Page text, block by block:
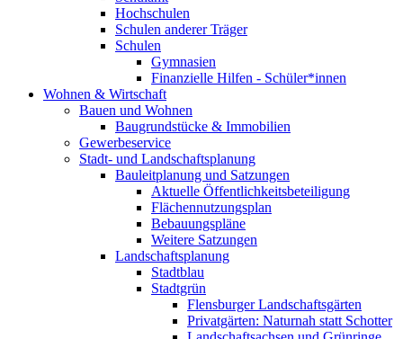
Hochschulen
Schulen anderer Träger
Schulen
Gymnasien
Finanzielle Hilfen - Schüler*innen
Wohnen & Wirtschaft
Bauen und Wohnen
Baugrundstücke & Immobilien
Gewerbeservice
Stadt- und Landschaftsplanung
Bauleitplanung und Satzungen
Aktuelle Öffentlichkeitsbeteiligung
Flächennutzungsplan
Bebauungspläne
Weitere Satzungen
Landschaftsplanung
Stadtblau
Stadtgrün
Flensburger Landschaftsgärten
Privatgärten: Naturnah statt Schotter